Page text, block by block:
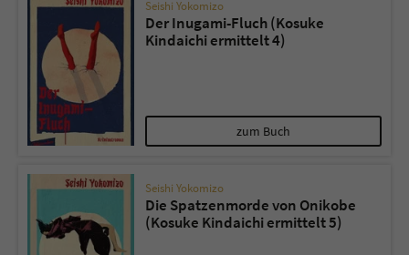
Seishi Yokomizo
Der Inugami-Fluch (Kosuke
Kindaichi ermittelt 4)
zum Buch
Seishi Yokomizo
Die Spatzenmorde von Onikobe
(Kosuke Kindaichi ermittelt 5)
Laufzeit Session
Zweck
Sicherheitscode des Kontaktformulars zu
überprüfen.